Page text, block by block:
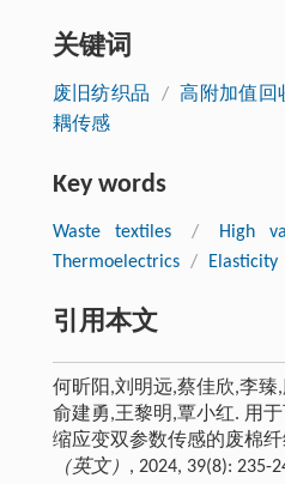
关键词
废旧纺织品 / 高附加值回
耦传感
Key words
Waste textiles / High
Thermoelectrics / Elasticity
引用本文
何昕阳,刘明远,蔡佳欣,李臻
俞建勇,王黎明,覃小红. 用
缩应变双参数传感的废棉
（英文） , 2024, 39(8): 235-